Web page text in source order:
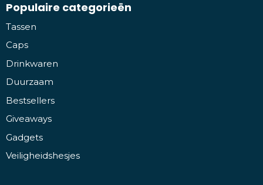
Populaire categorieën
Tassen
Caps
Drinkwaren
Duurzaam
Bestsellers
Giveaways
Gadgets
Veiligheidshesjes